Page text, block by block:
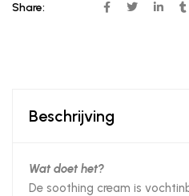
Share:
Beschrijving
Wat doet het?
De soothing cream is